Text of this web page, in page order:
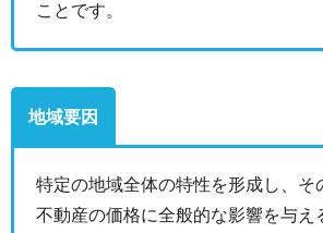
ことです。
地域要因
特定の地域全体の特性を形成し、そ
不動産の価格に全般的な影響を与え